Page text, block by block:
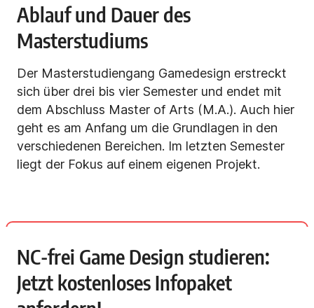
Ablauf und Dauer des
Masterstudiums
Der Masterstudiengang Gamedesign erstreckt
sich über drei bis vier Semester und endet mit
dem Abschluss Master of Arts (M.A.). Auch hier
geht es am Anfang um die Grundlagen in den
verschiedenen Bereichen. Im letzten Semester
liegt der Fokus auf einem eigenen Projekt.
NC-frei Game Design studieren:
Jetzt kostenloses Infopaket